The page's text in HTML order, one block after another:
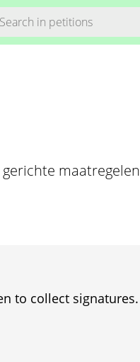
maatregelen
to collect signatures.